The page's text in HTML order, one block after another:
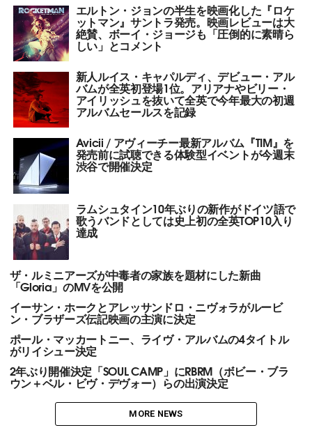
エルトン・ジョンの半生を映画化した『ロケ
ットマン』サントラ発売。映画レビューは大
絶賛、ボーイ・ジョージも「圧倒的に素晴ら
しい」とコメント
新人ルイス・キャパルディ、デビュー・アル
バムが全英初登場1位。アリアナやビリー・
アイリッシュを抜いて全英で今年最大の初週
アルバムセールスを記録
Avicii / アヴィーチー最新アルバム『TIM』を
発売前に試聴できる体験型イベントが今週末
渋谷で開催決定
ラムシュタイン10年ぶりの新作がドイツ語で
歌うバンドとしては史上初の全英TOP10入り
達成
ザ・ルミニアーズが中毒者の家族を題材にした新曲
「Gloria」のMVを公開
イーサン・ホークとアレッサンドロ・ニヴォラがルービ
ン・ブラザーズ伝記映画の主演に決定
ポール・マッカートニー、ライヴ・アルバムの4タイトル
がリイシュー決定
2年ぶり開催決定「SOUL CAMP」にRBRM（ボビー・ブラ
ウン＋ベル・ビヴ・デヴォー）らの出演決定
MORE NEWS